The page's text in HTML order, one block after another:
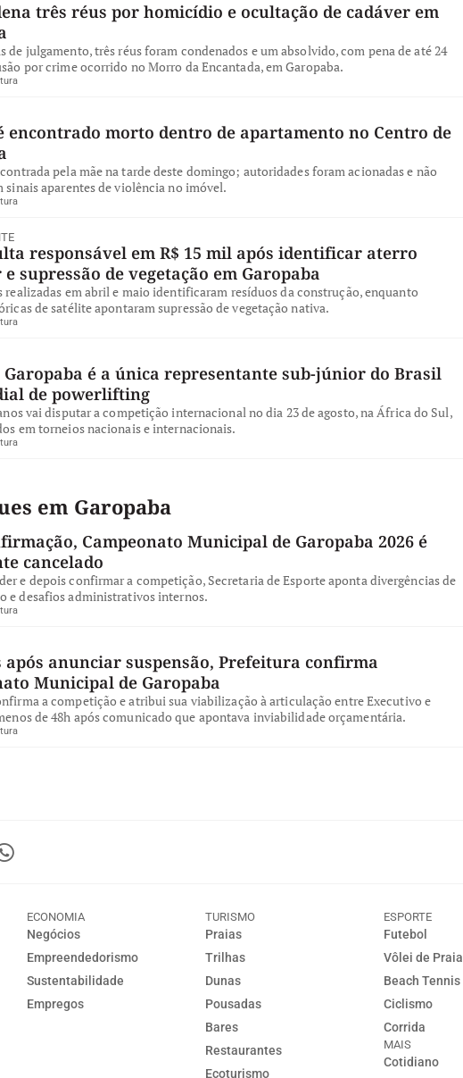
três réus por homicídio e ocultação de cadáver em
de julgamento, três réus foram condenados e um absolvido, com pena de até 24
por crime ocorrido no Morro da Encantada, em Garopaba.
encontrado morto dentro de apartamento no Centro de
pela mãe na tarde deste domingo; autoridades foram acionadas e não
aparentes de violência no imóvel.
responsável em R$ 15 mil após identificar aterro
supressão de vegetação em Garopaba
realizadas em abril e maio identificaram resíduos da construção, enquanto
de satélite apontaram supressão de vegetação nativa.
é a única representante sub-júnior do Brasil
de powerlifting
vai disputar a competição internacional no dia 23 de agosto, na África do Sul,
em torneios nacionais e internacionais.
em Garopaba
Campeonato Municipal de Garopaba 2026 é
cancelado
e depois confirmar a competição, Secretaria de Esporte aponta divergências de
e desafios administrativos internos.
após anunciar suspensão, Prefeitura confirma
Municipal de Garopaba
a competição e atribui sua viabilização à articulação entre Executivo e
de 48h após comunicado que apontava inviabilidade orçamentária.
ECONOMIA
Negócios
Empreendedorismo
Sustentabilidade
Empregos
TURISMO
Praias
Trilhas
Dunas
Pousadas
Bares
Restaurantes
Ecoturismo
ESPORTE
Futebol
Vôlei de Praia
Beach Tennis
Ciclismo
Corrida
MAIS
Cotidiano